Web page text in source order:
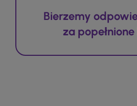
Bierzemy
za popełnione